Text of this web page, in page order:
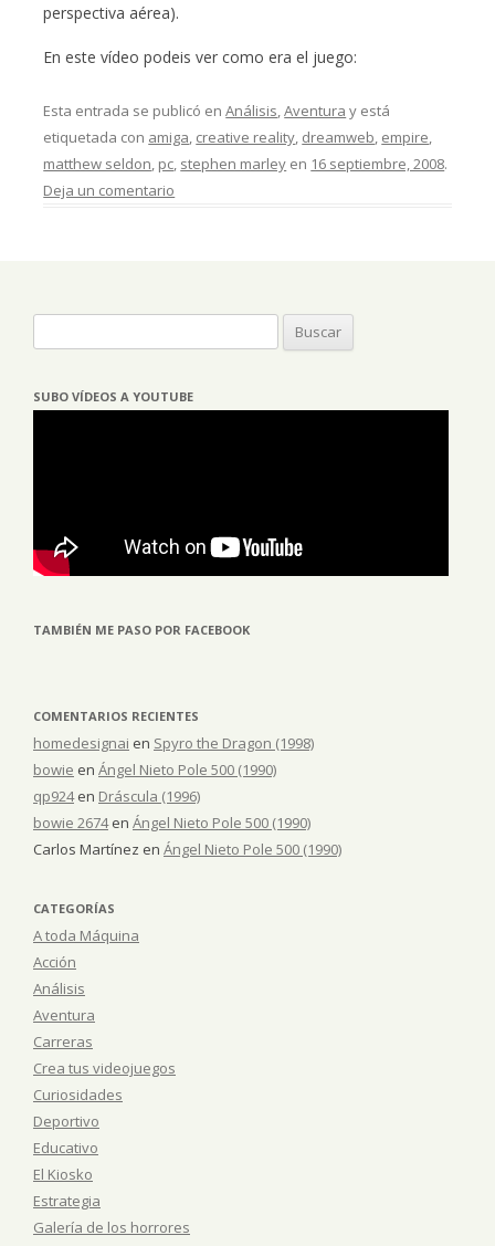
perspectiva aérea).
En este vídeo podeis ver como era el juego:
Esta entrada se publicó enAnálisis,Aventura y está
etiquetada con amiga, creative reality, dreamweb, empire,
matthew seldon, pc, stephen marley en 16 septiembre, 2008.
Deja un comentario
SUBO VÍDEOS A YOUTUBE
TAMBIÉN ME PASO POR FACEBOOK
COMENTARIOS RECIENTES
homedesignai en Spyro the Dragon (1998)
bowie en Ángel Nieto Pole 500 (1990)
qp924en Dráscula (1996)
bowie 2674en Ángel Nieto Pole 500 (1990)
Carlos Martínez en Ángel Nieto Pole 500 (1990)
CATEGORÍAS
A toda Máquina
Acción
Análisis
Aventura
Carreras
Crea tus videojuegos
Curiosidades
Deportivo
Educativo
El Kiosko
Estrategia
Galería de los horrores